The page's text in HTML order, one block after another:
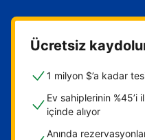
Ücretsiz
1 milyon $’a kadar
Ev sahiplerinin %45’i
içinde alıyor
Anında